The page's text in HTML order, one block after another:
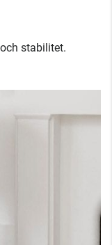
stabilitet.